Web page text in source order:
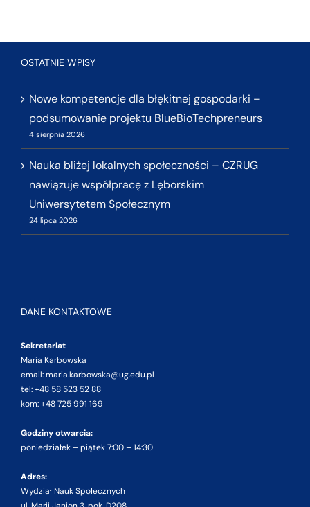
OSTATNIE WPISY
Nowe kompetencje dla błękitnej gospodarki –
podsumowanie projektu BlueBioTechpreneurs
4 sierpnia 2026
Nauka bliżej lokalnych społeczności – CZRUG
nawiązuje współpracę z Lęborskim
Uniwersytetem Społecznym
24 lipca 2026
DANE KONTAKTOWE
Sekretariat
Maria Karbowska
email: maria.karbowska@ug.edu.pl
tel: +48 58 523 52 88
kom: +48 725 991 169
Godziny otwarcia:
poniedziałek – piątek 7:00 – 14:30
Adres:
Wydział Nauk Społecznych